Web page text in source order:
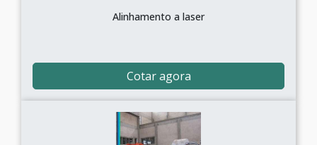
Alinhamento a laser
Cotar agora